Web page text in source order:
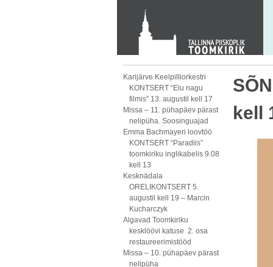
KONTAKT
Toom-Kooli 6, 10130 TALLINN
tallinna.toom@eelk.ee
Karijärve Keelpilliorkestri
KONTSERT “Elu nagu
filmis” 13. augustil kell 17
Missa – 11. pühapäev pärast
nelipüha. Soosinguajad
Emma Bachmayeri loovtöö
KONTSERT “Paradiis”
toomkiriku inglikabelis 9.08
kell 13
Kesknädala
ORELIKONTSERT 5.
augustil kell 19 – Marcin
Kucharczyk
Algavad Toomkiriku
kesklöövi katuse 2. osa
restaureerimistööd
Missa – 10. pühapäev pärast
nelipüha
kell